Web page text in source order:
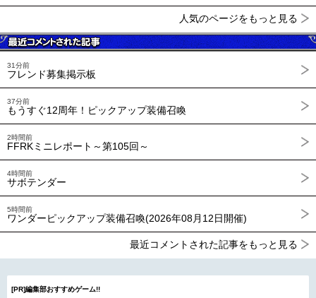
人気のページをもっと見る
31分前
フレンド募集掲示板
37分前
もうすぐ12周年！ピックアップ装備召喚
2時間前
FFRKミニレポート～第105回～
4時間前
サボテンダー
5時間前
ワンダーピックアップ装備召喚(2026年08月12日開催)
最近コメントされた記事をもっと見る
[PR]編集部おすすめゲーム!!